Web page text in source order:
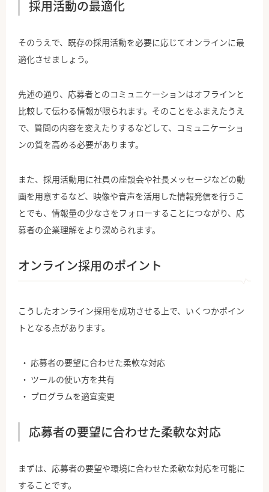
採用活動の最適化
そのうえで、既存の採用活動を必要に応じてオンラインに最
適化させましょう。
先述の通り、応募者とのコミュニケーションはオフラインと
比較して伝わる情報が限られます。そのことをふまえたうえ
で、質問の内容を変えたりするなどして、コミュニケーショ
ンの質を高める必要があります。
また、採用活動用に社員の座談会や社長メッセージなどの動
画を用意するなど、映像や音声を活用した情報発信を行うこ
とでも、情報量の少なさをフォローすることにつながり、応
募者の企業理解をより深められます。
オンライン採用のポイント
こうしたオンライン採用を成功させる上で、いくつかポイン
トとなる点があります。
応募者の要望に合わせた柔軟な対応
ツールの使い方を共有
プログラムを適宜変更
応募者の要望に合わせた柔軟な対応
まずは、応募者の要望や環境に合わせた柔軟な対応を可能に
することです。